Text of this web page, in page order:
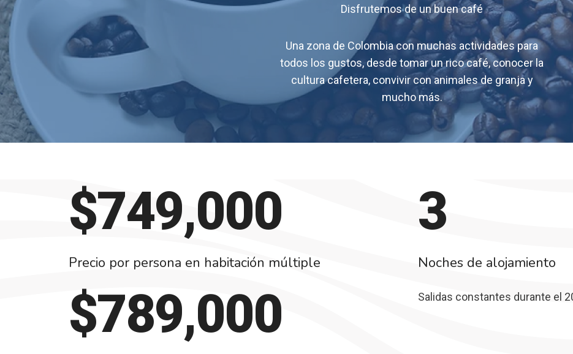
Disfrutemos de un buen café
Una zona de Colombia con muchas actividades para
todos los gustos, desde tomar un rico café, conocer la
cultura cafetera, convivir con animales de granja y
mucho más.
$749,000
Precio por persona en habitación múltiple
$789,000
3
Noches de alojamiento
Salidas constantes durante el